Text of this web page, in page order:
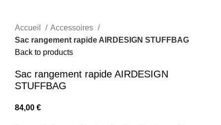
Accueil
Accessoires
Sac rangement rapide AIRDESIGN STUFFBAG
Back to products
Sac rangement rapide AIRDESIGN
STUFFBAG
84,00 €